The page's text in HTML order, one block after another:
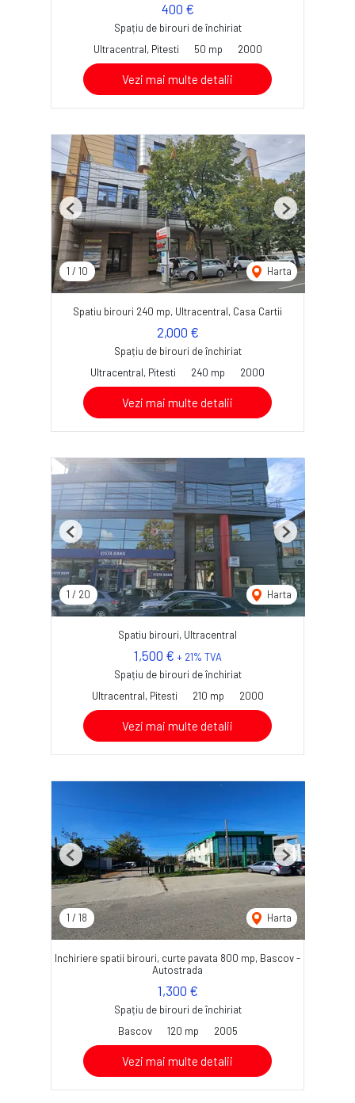
400 €
Spațiu de birouri de închiriat
Ultracentral, Pitesti
50 mp 2000
Vezi mai multe detalii
1 / 10 Harta
Previous Next
Spatiu birouri 240 mp, Ultracentral, Casa Cartii
2,000 €
Spațiu de birouri de închiriat
Ultracentral, Pitesti
240 mp 2000
Vezi mai multe detalii
1 / 20 Harta
Previous Next
Spatiu birouri, Ultracentral
1,500 € + 21% TVA
Spațiu de birouri de închiriat
Ultracentral, Pitesti
210 mp 2000
Vezi mai multe detalii
1 / 18 Harta
Previous Next
Inchiriere spatii birouri, curte pavata 800 mp, Bascov -
Autostrada
1,300 €
Spațiu de birouri de închiriat
Bascov
120 mp 2005
Vezi mai multe detalii